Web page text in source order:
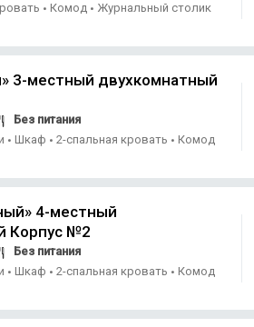
• Комод • Журнальный столик
3-местный двухкомнатный
Без питания
• Шкаф • 2-спальная кровать • Комод
4-местный
Корпус №2
Без питания
• Шкаф • 2-спальная кровать • Комод